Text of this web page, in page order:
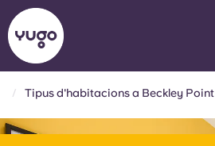
Tipus d'habitacions a Beckley Point